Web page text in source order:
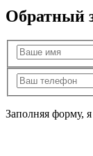
Обратный
Заполняя форму,